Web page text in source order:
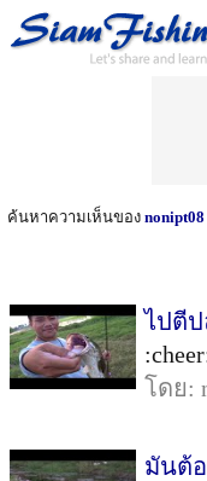
ค้นหาความเห็นของ nonipt08
ไปตี
โดย:
มันต้